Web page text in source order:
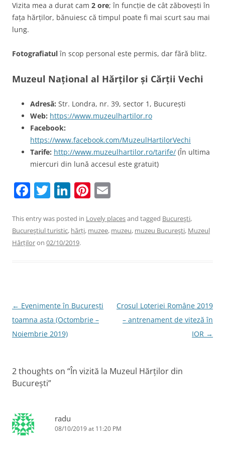
Vizita mea a durat cam 2 ore; în funcție de cât zăbovești în
fața hărților, bănuiesc că timpul poate fi mai scurt sau mai
lung.
Fotografiatulîn scop personal este permis, dar fără blitz.
Muzeul Național al Hărților și Cărții Vechi
Adresă: Str. Londra, nr. 39, sector 1, București
Web: https://www.muzeulhartilor.ro
Facebook:
https://www.facebook.com/MuzeulHartilorVechi
Tarife: http://www.muzeulhartilor.ro/tarife/ (În ultima
miercuri din lună accesul este gratuit)
F
c
e
k
T
itt
er
Li
k
e
Pi
er
e
ai
l
This entry was posted in Lovely placesand tagged Bucureşti,
Bucureştiul turistic, hărți, muzee, muzeu, muzeu Bucureşti, Muzeul
Hărțiloron 02/10/2019.
Post
navigation
← Evenimente în București
toamna asta (Octombrie –
Noiembrie 2019)
Crosul Loteriei Române 2019
– antrenament de viteză în
IOR →
2 thoughts on “În vizită la Muzeul Hărților din
București”
radu
08/10/2019 at 11:20 PM